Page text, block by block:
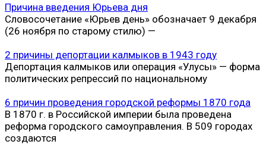
Причина введения Юрьева дня
Словосочетание «Юрьев день» обозначает 9 декабря
(26 ноября по старому стилю) —
2 причины депортации калмыков в 1943 году
Депортация калмыков или операция «Улусы» — форма
политических репрессий по национальному
6 причин проведения городской реформы 1870 года
В 1870 г. в Российской империи была проведена
реформа городского самоуправления. В 509 городах
создаются